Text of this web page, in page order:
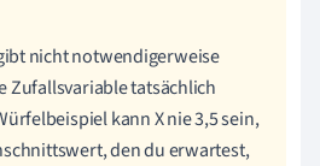
nicht notwendigerweise
Zufallsvariable tatsächlich
kann X nie 3,5 sein,
den du erwartest,